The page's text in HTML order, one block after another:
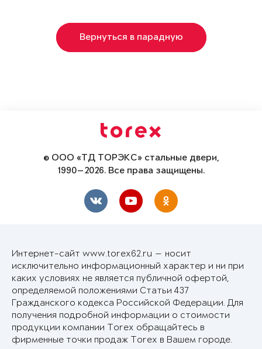
Вернуться в парадную
© ООО «ТД ТОРЭКС» стальные двери,
1990—2026. Все права защищены.
Интернет-сайт www.torex62.ru — носит
исключительно информационный характер и ни при
каких условиях не является публичной офертой,
определяемой положениями Статьи 437
Гражданского кодекса Российской Федерации. Для
получения подробной информации о стоимости
продукции компании Torex обращайтесь в
фирменные точки продаж Torex в Вашем городе.